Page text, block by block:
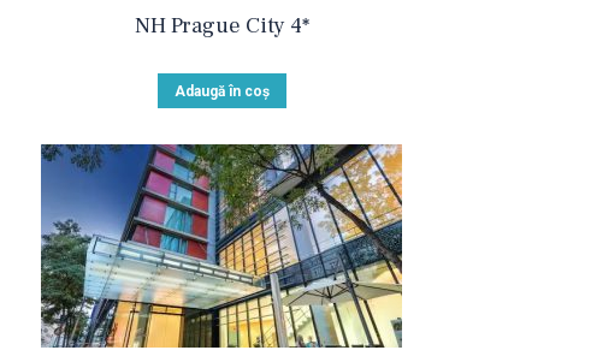
NH Prague City 4*
Adaugă în coș